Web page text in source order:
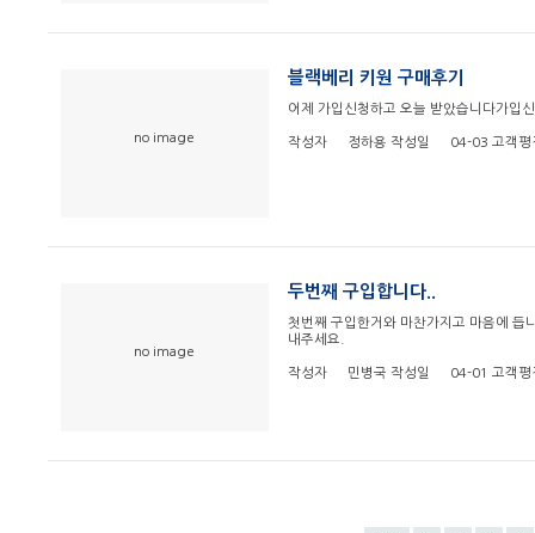
no image
블랙베리 키원 구매후기
어제 가입신청하고 오늘 받았습니다가입
작성자 정하용 작성일 04-03 고객평
no image
두번째 구입합니다..
첫번째 구입한거와 마찬가지고 마음에
내주세요.
작성자 민병국 작성일 04-01 고객평